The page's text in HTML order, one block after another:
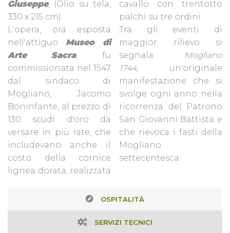
Giuseppe, (Olio su tela,
330 x 215 cm).
L'opera, ora esposta
nell'attiguo Museo di
Arte Sacra, fu
commissionata nel 1547
dal sindaco di
Mogliano, Jacomo
Boninfante, al prezzo di
130 scudi d'oro da
versare in più rate, che
includevano anche il
costo della cornice
lignea dorata, realizzata
cavallo con trentotto
palchi su tre ordini.
Tra gli eventi di
maggior rilievo si
segnala
Mogliano
1744, un'originale
manifestazione che si
svolge ogni anno nella
ricorrenza del Patrono
San Giovanni Battista e
che rievoca i fasti della
Mogliano
settecentesca.
OSPITALITÀ
SERVIZI TECNICI